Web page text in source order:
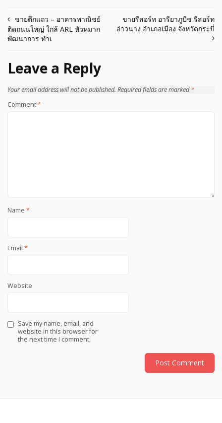
Post
navigation
ขายตึกแถว – อาคารพาณิชย์
ติดถนนใหญ่ ใกล้ ARL หัวหมาก
พัฒนาการ ทำเ
ขายรีสอร์ท อารียาภูบีช รีสอร์ท
อ่าวนาง อำเภอเมือง จังหวัดกระบี่
Leave a Reply
Your email address will not be published. Required fields are marked*
Comment*
Name *
Email *
Website
Save my name, email, and
website in this browser for
the next time I comment.